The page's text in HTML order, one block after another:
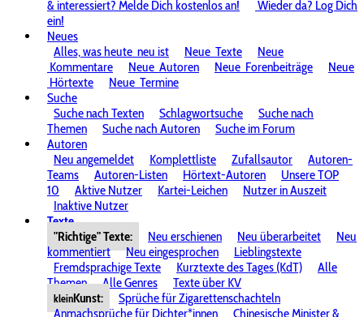
& interessiert? Melde Dich kostenlos an!
Wieder da? Log Dich
ein!
Neues
Alles, was heute neu ist Neue Texte
Neue
Kommentare
Neue Autoren Neue Forenbeiträge
Neue
Hörtexte
Neue Termine
Suche
Suche nach Texten
Schlagwortsuche
Suche nach
Themen
Suche nach Autoren
Suche im Forum
Autoren
Neu angemeldet
Komplettliste Zufallsautor
Autoren-
Teams
Autoren-Listen Hörtext-Autoren
Unsere TOP
10
Aktive Nutzer Kartei-Leichen
Nutzer in Auszeit
Inaktive Nutzer
Texte
"Richtige" Texte:
Neu erschienen Neu überarbeitet
Neu
kommentiert
Neu eingesprochen
Lieblingstexte
Fremdsprachige Texte
Kurztexte des Tages (KdT)
Alle
Themen
Alle Genres Texte über KV
kleinKunst:
Sprüche für Zigarettenschachteln
Anmachsprüche für Dichter*innen
Chinesische Minister &